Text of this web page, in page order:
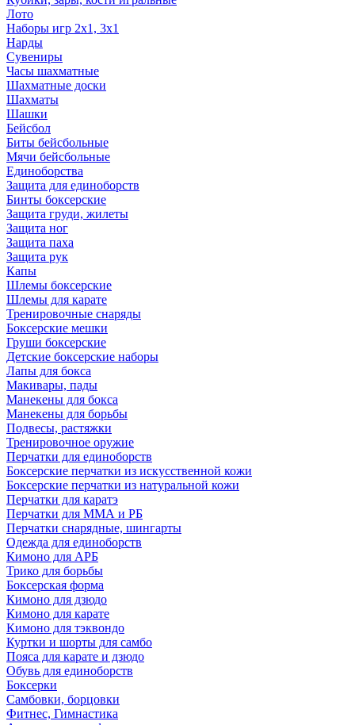
Лото
Наборы игр 2х1, 3х1
Нарды
Сувениры
Часы шахматные
Шахматные доски
Шахматы
Шашки
Бейсбол
Биты бейсбольные
Мячи бейсбольные
Единоборства
Защита для единоборств
Бинты боксерские
Защита груди, жилеты
Защита ног
Защита паха
Защита рук
Капы
Шлемы боксерские
Шлемы для карате
Тренировочные снаряды
Боксерские мешки
Груши боксерские
Детские боксерские наборы
Лапы для бокса
Макивары, пады
Манекены для бокса
Манекены для борьбы
Подвесы, растяжки
Тренировочное оружие
Перчатки для единоборств
Боксерские перчатки из искусственной кожи
Боксерские перчатки из натуральной кожи
Перчатки для каратэ
Перчатки для ММА и РБ
Перчатки снарядные, шингарты
Одежда для единоборств
Кимоно для АРБ
Трико для борьбы
Боксерская форма
Кимоно для дзюдо
Кимоно для карате
Кимоно для тэквондо
Куртки и шорты для самбо
Пояса для карате и дзюдо
Обувь для единоборств
Боксерки
Самбовки, борцовки
Фитнес, Гимнастика